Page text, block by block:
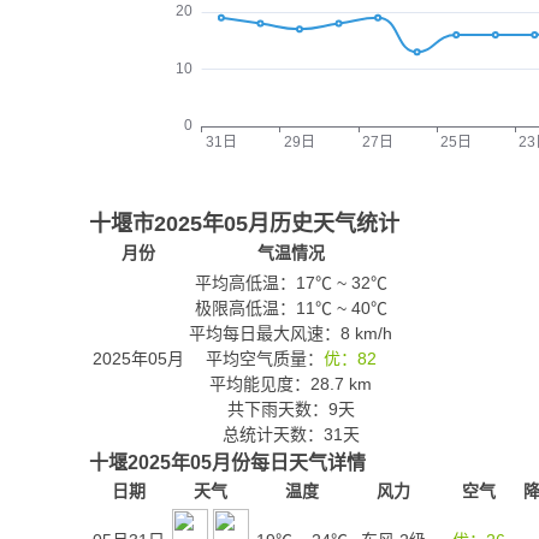
十堰市2025年05月历史天气统计
月份 气温情况
2025年05月
平均高低温： 17℃ ~ 32℃
极限高低温： 11℃ ~ 40℃
平均每日最大风速：8 km/h
平均空气质量： 优：82
平均能见度：28.7 km
共下雨天数：9天
总统计天数：31天
十堰2025年05月份每日天气详情
日期 天气 温度 风力 空气